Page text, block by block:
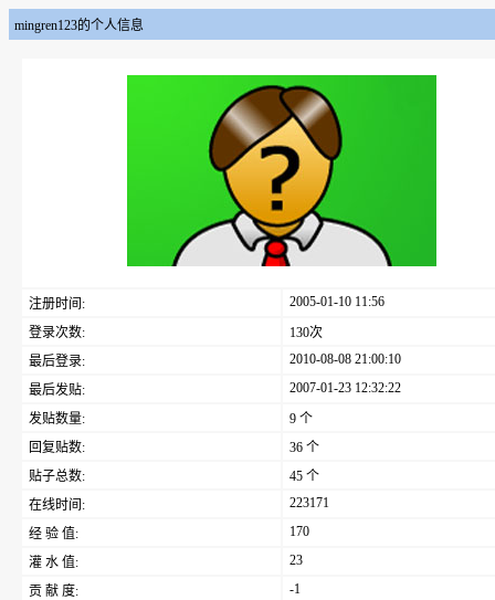
mingren123的个人信息
注册时间:
2005-01-10 11:56
登录次数:
130次
最后登录:
2010-08-08 21:00:10
最后发贴:
2007-01-23 12:32:22
发贴数量:
9 个
回复贴数:
36 个
贴子总数:
45 个
在线时间:
223171
经 验 值:
170
灌 水 值:
23
贡 献 度:
-1